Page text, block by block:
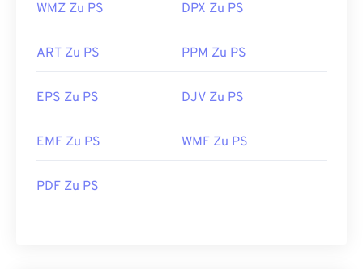
WMZ Zu PS DPX Zu PS
ART Zu PS PPM Zu PS
EPS Zu PS DJV Zu PS
EMF Zu PS WMF Zu PS
PDF Zu PS